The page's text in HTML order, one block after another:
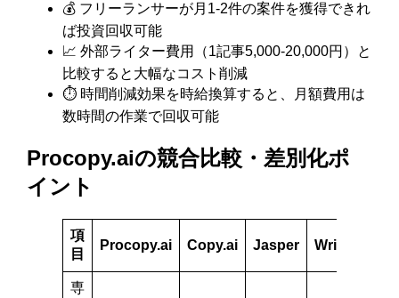
💰 フリーランサーが月1-2件の案件を獲得できれ
ば投資回収可能
📈 外部ライター費用（1記事5,000-20,000円）と
比較すると大幅なコスト削減
⏱️ 時間削減効果を時給換算すると、月額費用は
数時間の作業で回収可能
Procopy.aiの競合比較・差別化ポ
イント
項
目
Procopy.ai Copy.ai Jasper Writesonic
専